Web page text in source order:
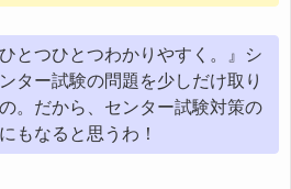
とつひとつわかりやすく。』シ
ター試験の問題を少しだけ取り
の。だから、センター試験対策の
もなると思うわ！